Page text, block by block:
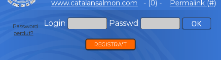
www.catalansalmon.com - (0) - Permalink (#)
Login Passwd
Password
perdut?
REGISTRA'T